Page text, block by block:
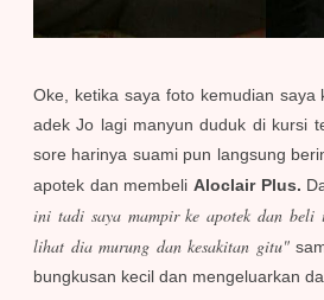
Oke, ketika saya foto kemudian saya
adek Jo lagi manyun duduk di kursi
sore harinya suami pun langsung
apotek dan membeli Aloclair Plus.
ini tadi saya mampir ke apotek dan beli
lihat dia murung dan kesakitan gitu"
bungkusan kecil dan mengeluarkan